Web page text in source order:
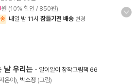
원 (10% 할인 / 850원)
내일 밤 11시 잠들기전 배송 변경
날 우리는 - 알이알이 창작그림책 66
은이), 박소정 (그림)